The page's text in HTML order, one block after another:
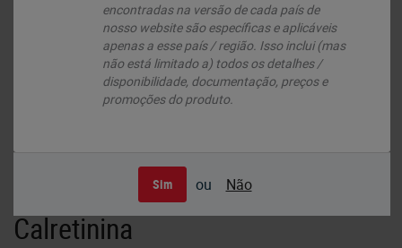
encontradas na versão de cada país de
nosso website são específicas e aplicáveis ​​
apenas a esse país / região. Isso inclui (mas
não está limitado a) todos os detalhes /
disponibilidade, documentação, preços e
promoções do produto.
Sim ou Não
Human testes: immunohistochemical staining for calretinin. Note
cytoplasmic staining of Leydig cells. Calretinin: clone CAL6
Calretinina